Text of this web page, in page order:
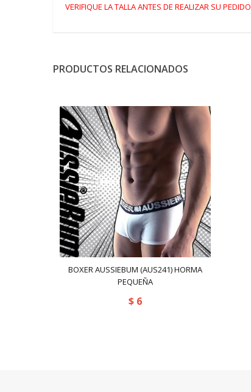
VERIFIQUE LA TALLA ANTES DE REALIZAR SU PEDIDO
PRODUCTOS RELACIONADOS
BOXER AUSSIEBUM (AUS241) HORMA
PEQUEÑA
$ 6